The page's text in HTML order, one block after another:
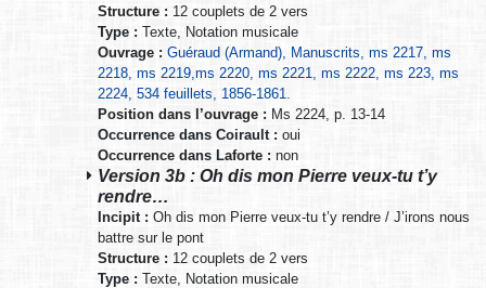
Structure : 12 couplets de 2 vers
Type : Texte, Notation musicale
Ouvrage : Guéraud (Armand), Manuscrits, ms 2217, ms
2218, ms 2219,ms 2220, ms 2221, ms 2222, ms 223, ms
2224, 534 feuillets, 1856-1861.
Position dans l’ouvrage : Ms 2224, p. 13-14
Occurrence dans Coirault : oui
Occurrence dans Laforte : non
Version 3b : Oh dis mon Pierre veux-tu t’y
rendre…
Incipit : Oh dis mon Pierre veux-tu t’y rendre / J’irons nous
battre sur le pont
Structure : 12 couplets de 2 vers
Type : Texte, Notation musicale